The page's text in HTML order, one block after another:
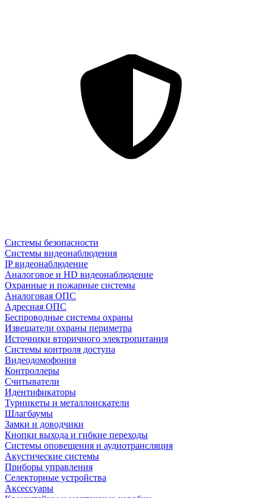
Системы безопасности
Системы видеонаблюдения
IP видеонаблюдение
Аналоговое и HD видеонаблюдение
Охранные и пожарные системы
Аналоговая ОПС
Адресная ОПС
Беспроводные системы охраны
Извещатели охраны периметра
Источники вторичного электропитания
Системы контроля доступа
Видеодомофония
Контроллеры
Считыватели
Идентификаторы
Турникеты и металлоискатели
Шлагбаумы
Замки и доводчики
Кнопки выхода и гибкие переходы
Системы оповещения и аудиотрансляция
Акустические системы
Приборы управления
Селекторные устройства
Аксессуары